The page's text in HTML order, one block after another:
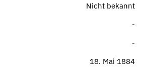
Nicht bekannt
-
-
18. Mai 1884